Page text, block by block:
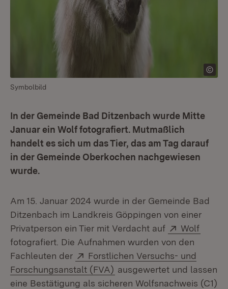
Symbolbild
In der Gemeinde Bad Ditzenbach wurde Mitte
Januar ein Wolf fotografiert. Mutmaßlich
handelt es sich um das Tier, das am Tag darauf
in der Gemeinde Oberkochen nachgewiesen
wurde.
Am 15. Januar 2024 wurde in der Gemeinde Bad
Ditzenbach im Landkreis Göppingen von einer
Privatperson ein Tier mit Verdacht auf
Extern:
Wolf
fotografiert. Die Aufnahmen wurden von den
Fachleuten der
Extern:
Forstlichen Versuchs- und
Forschungsanstalt (FVA) (Öffnet in neuem Fenster)
ausgewertet und lassen
eine Bestätigung als sicheren Wolfsnachweis (C1)